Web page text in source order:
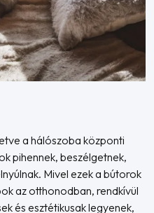
a hálószoba központi
pihennek, beszélgetnek,
Mivel ezek a bútorok
az otthonodban, rendkívül
és esztétikusak legyenek,